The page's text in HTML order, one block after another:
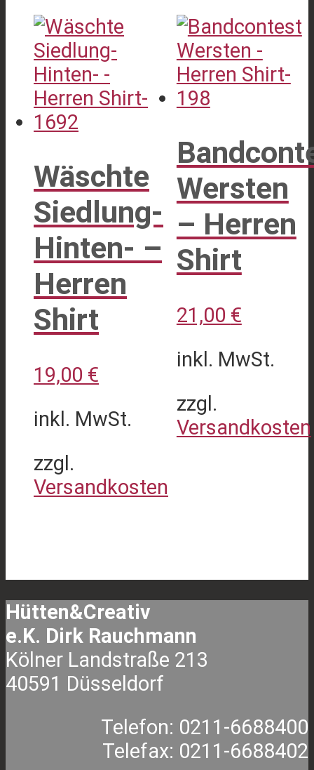
weist
mehrere
Varianten
auf.
Die
Optionen
auf
der
Produktseite
gewählt
werden
weist
mehrere
Varianten
auf.
Die
können
auf
der
Produktseite
gewählt
werden
Wäschte
Siedlung-
Hinten- –
Herren
Shirt
19,00 €
inkl. MwSt.
zzgl.
Versandkosten
weist
mehrere
Varianten
auf.
Die
Optionen
Wersten
– Herren
Shirt
21,00 €
inkl. MwSt.
zzgl.
Versandkosten
Optionen
können
Produktseite
gewählt
Hütten&Creativ
e.K. Dirk Rauchmann
Kölner Landstraße 213
40591 Düsseldorf
Telefon: 0211-6688400
Telefax: 0211-6688402